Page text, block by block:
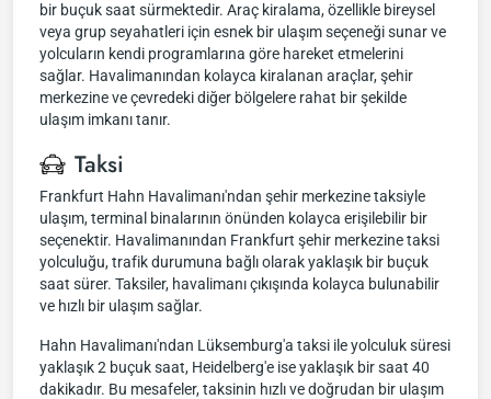
bir buçuk saat sürmektedir. Araç kiralama, özellikle bireysel
veya grup seyahatleri için esnek bir ulaşım seçeneği sunar ve
yolcuların kendi programlarına göre hareket etmelerini
sağlar. Havalimanından kolayca kiralanan araçlar, şehir
merkezine ve çevredeki diğer bölgelere rahat bir şekilde
ulaşım imkanı tanır.
Taksi
Frankfurt Hahn Havalimanı'ndan şehir merkezine taksiyle
ulaşım, terminal binalarının önünden kolayca erişilebilir bir
seçenektir. Havalimanından Frankfurt şehir merkezine taksi
yolculuğu, trafik durumuna bağlı olarak yaklaşık bir buçuk
saat sürer. Taksiler, havalimanı çıkışında kolayca bulunabilir
ve hızlı bir ulaşım sağlar.
Hahn Havalimanı'ndan Lüksemburg'a taksi ile yolculuk süresi
yaklaşık 2 buçuk saat, Heidelberg'e ise yaklaşık bir saat 40
dakikadır. Bu mesafeler, taksinin hızlı ve doğrudan bir ulaşım